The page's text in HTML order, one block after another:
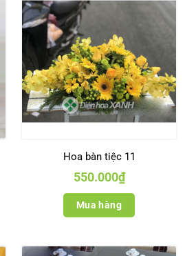
Hoa bàn tiệc 11
550.000₫
Mua hàng